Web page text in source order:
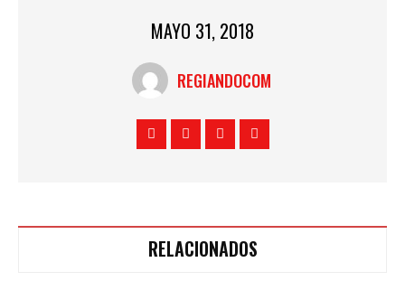
MAYO 31, 2018
REGIANDOCOM
RELACIONADOS